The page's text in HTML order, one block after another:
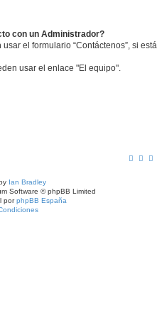
con un Administrador?
el formulario “Contáctenos”, si
usar el enlace "El equipo".
Ian Bradley
Software © phpBB Limited
porphpBB España